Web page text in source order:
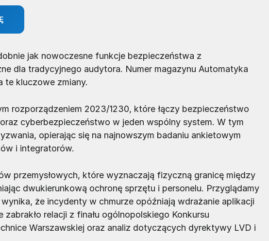
jak nowoczesne funkcje bezpieczeństwa z
dla tradycyjnego audytora. Numer magazynu Automatyka
te kluczowe zmiany.
rozporządzeniem 2023/1230, które łączy bezpieczeństwo
cyberbezpieczeństwo w jeden wspólny system. W tym
opierając się na najnowszym badaniu ankietowym
i integratorów.
przemysłowych, które wyznaczają fizyczną granicę między
dwukierunkową ochronę sprzętu i personelu. Przyglądamy
że incydenty w chmurze opóźniają wdrażanie aplikacji
relacji z finału ogólnopolskiego Konkursu
Warszawskiej oraz analiz dotyczących dyrektywy LVD i